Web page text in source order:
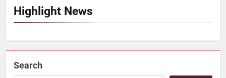
Highlight News
Search